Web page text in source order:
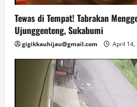
Tewas di Tempat! Tabrakan
Ujunggenteng, Sukabumi
gigikkauhijau@gmail.com April 14,